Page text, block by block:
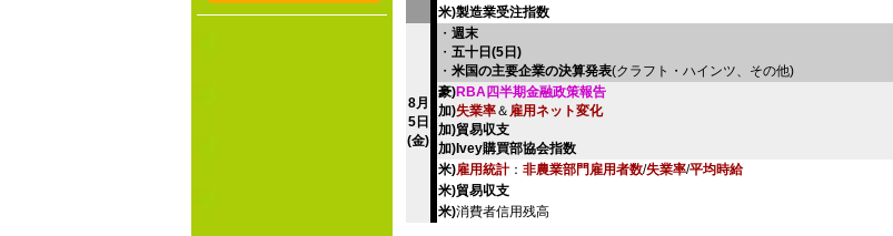
米)製造業受注指数
8月
5日
(金)
・ 週末
・ 五十日(5日)
・ 米国の主要企業の決算発表(クラフト・ハインツ、その他)
豪)RBA四半期金融政策報告
加)失業率＆ 雇用ネット変化
加)貿易収支
加)Ivey購買部協会指数
米)雇用統計： 非農業部門雇用者数/失業率/平均時給
米)貿易収支
米)消費者信用残高